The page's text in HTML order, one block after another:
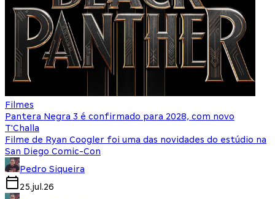
Filmes
Pantera Negra 3 é confirmado para 2028, com novo
T'Challa
Filme de Ryan Coogler foi uma das novidades do estúdio na
San Diego Comic-Con
Pedro Siqueira
25.jul.26